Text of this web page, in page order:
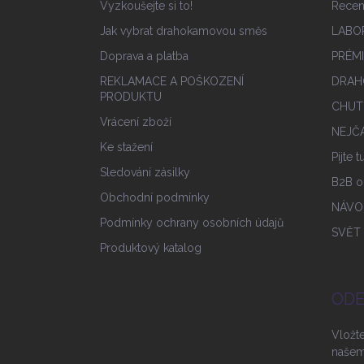
Vyzkoušejte si to!
Jak vybrat drahokamovou směs
Doprava a platba
REKLAMACE A POŠKOZENÍ
PRODUKTU
Vrácení zboží
Ke stažení
Sledování zásilky
Obchodní podmínky
Podmínky ochrany osobních údajů
Produktový katalog
Pijte
B2B
SVĚT